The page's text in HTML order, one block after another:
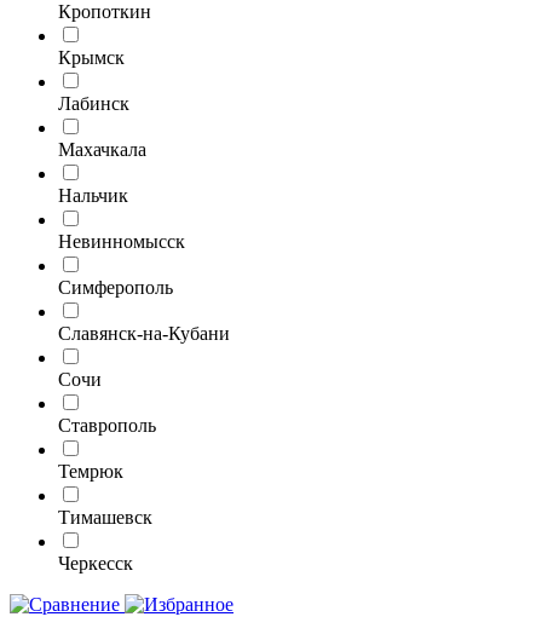
Кропоткин
Крымск
Лабинск
Махачкала
Нальчик
Невинномысск
Симферополь
Славянск-на-Кубани
Сочи
Ставрополь
Темрюк
Тимашевск
Черкесск